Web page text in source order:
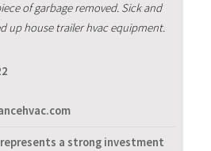
of garbage removed. Sick and
up house trailer hvac equipment.
a strong investment